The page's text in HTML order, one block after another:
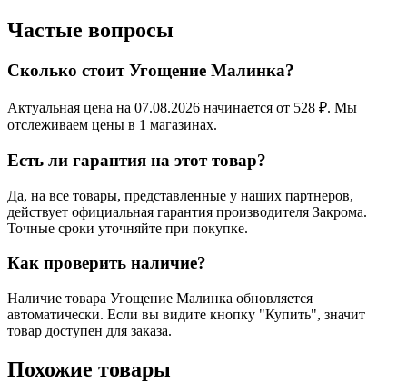
Частые вопросы
Сколько стоит Угощение Малинка?
Актуальная цена на 07.08.2026 начинается от 528 ₽. Мы
отслеживаем цены в 1 магазинах.
Есть ли гарантия на этот товар?
Да, на все товары, представленные у наших партнеров,
действует официальная гарантия производителя Закрома.
Точные сроки уточняйте при покупке.
Как проверить наличие?
Наличие товара Угощение Малинка обновляется
автоматически. Если вы видите кнопку "Купить", значит
товар доступен для заказа.
Похожие товары